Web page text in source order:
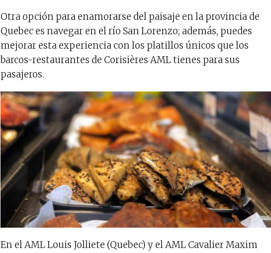
Otra opción para enamorarse del paisaje en la provincia de
Quebec es navegar en el río San Lorenzo; además, puedes
mejorar esta experiencia con los platillos únicos que los
barcos-restaurantes de Corisières AML tienes para sus
pasajeros.
En el AML Louis Jolliete (Quebec) y el AML Cavalier Maxim